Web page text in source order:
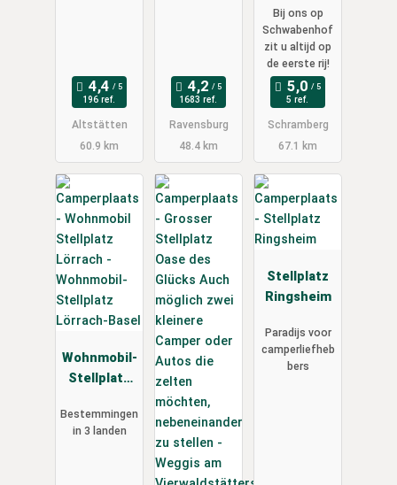
196 ref.
Altstätten
60.9 km
1683 ref.
Ravensburg
48.4 km
of
Schramberg
Bij ons op
Schwabenhof
zit u altijd op
de eerste rij!
5 ref.
Schramberg
67.1 km
Wohnmobil-
Stellplatz
Basel
Bestemmingen
in 3 landen
Stellplatz
Ringsheim
Paradijs voor
camperliefheb
bers